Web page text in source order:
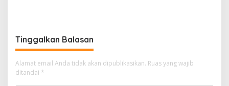
Tinggalkan Balasan
Alamat email Anda tidak akan dipublikasikan. Ruas yang wajib
ditandai *